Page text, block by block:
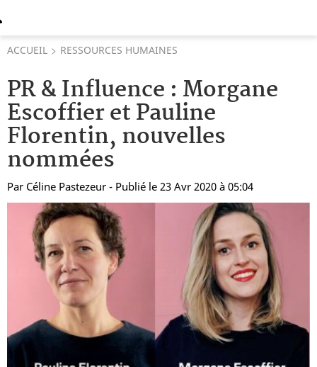
ACCUEIL RESSOURCES HUMAINES
PR & Influence : Morgane
Escoffier et Pauline
Florentin, nouvelles
nommées
Par Céline Pastezeur - Publié le 23 Avr 2020 à 05:04